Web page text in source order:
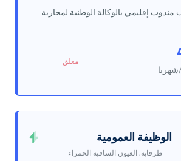
إقليمي بالوكالة الوطنية لمحاربة
/شهريا
مغلق
الوظيفة العمومية
طرفاية, العيون الساقية الحمراء